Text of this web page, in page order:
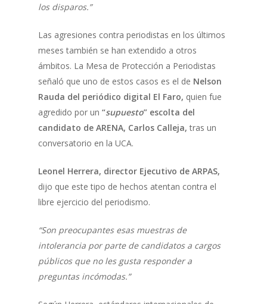
los disparos.”
Las agresiones contra periodistas en los últimos
meses también se han extendido a otros
ámbitos. La Mesa de Protección a Periodistas
señaló que uno de estos casos es el de Nelson
Rauda del periódico digital El Faro, quien fue
agredido por un “supuesto” escolta del
candidato de ARENA, Carlos Calleja,tras un
conversatorio en la UCA.
Leonel Herrera, director Ejecutivo de ARPAS,
dijo que este tipo de hechos atentan contra el
libre ejercicio del periodismo.
“Son preocupantes esas muestras de
intolerancia por parte de candidatos a cargos
públicos que no les gusta responder a
preguntas incómodas.”